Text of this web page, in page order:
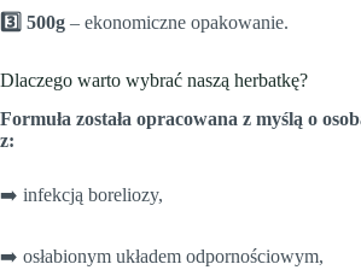
3️⃣ 500g – ekonomiczne opakowanie.
Dlaczego warto wybrać naszą herbatkę?
Formuła została opracowana z myślą o
z:
➡️ infekcją boreliozy,
➡️ osłabionym układem odpornościowym,